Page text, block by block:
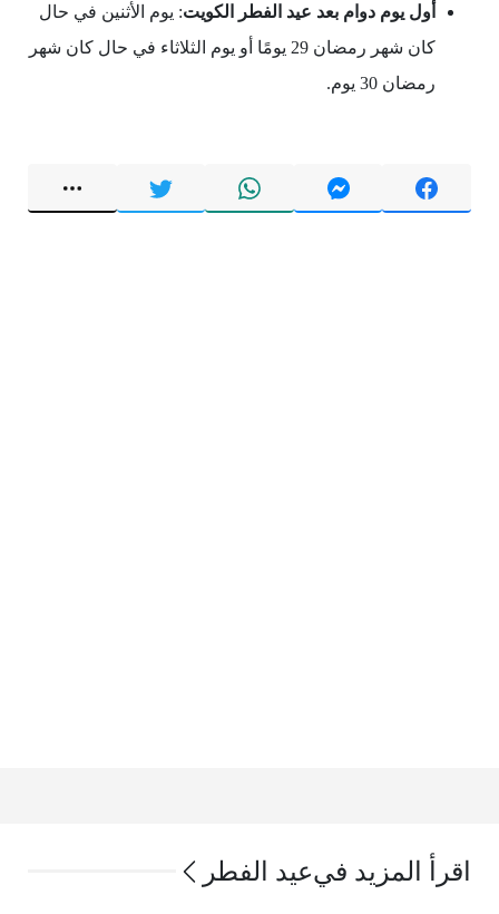
أول يوم دوام بعد عيد الفطر الكويت: يوم الأثنين في حال
كان شهر رمضان 29 يومًا أو يوم الثلاثاء في حال كان شهر
رمضان 30 يوم.
اقرأ المزيد فيعيد الفطر